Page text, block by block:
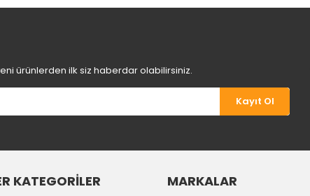
Gönder
ürünlerden ilk siz haberdar olabilirsiniz.
Kayıt Ol
KATEGORİLER MARKALAR